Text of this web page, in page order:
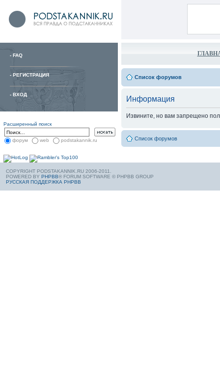
- FAQ
- РЕГИСТРАЦИЯ
- ВХОД
Расширенный поиск
форум web podstakannik.ru
Список форумов
Информация
Извините, но вам запрещено
Список форумов
COPYRIGHT PODSTAKANNIK.RU 2006-2011.
POWERED BY PHPBB® FORUM SOFTWARE © PHPBB GROUP
РУССКАЯ ПОДДЕРЖКА PHPBB